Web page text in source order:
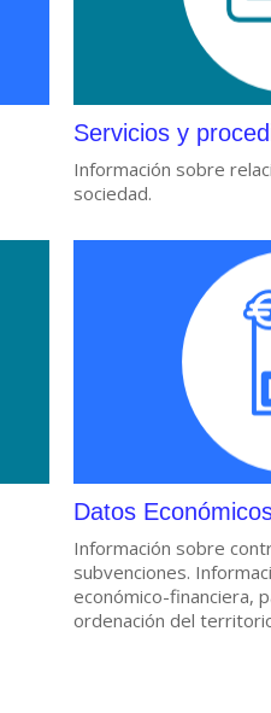
Servicios y
Información sobre
sociedad.
Datos
Información sobre
subvenciones.
económico-financiera,
ordenación del